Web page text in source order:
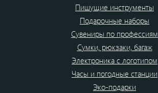
Пишущие инструменты
Подарочные наборы
Сувениры по профессиям
Сумки, рюкзаки, багаж
Электроника с логотипом
Часы и погодные станции
Эко-подарки